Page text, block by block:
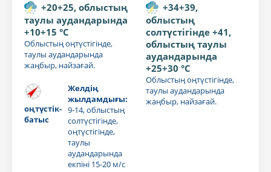
+20+25, облыстың
таулы аудандарында
+10+15 °C
Облыстың оңтүстігінде,
таулы аудандарында
жаңбыр, найзағай.
оңтүстік-
батыс
Желдің
жылдамдығы:
9-14, облыстың
солтүстігінде,
оңтүстігінде,
таулы
аудандарында
екпіні 15-20 м/с
+34+39,
облыстың
солтүстігінде +41,
облыстың таулы
аудандарында
+25+30 °C
Облыстың оңтүстігінде,
таулы аудандарында
жаңбыр, найзағай.